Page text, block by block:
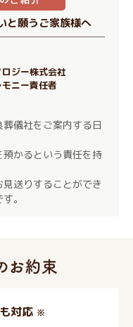
と願うご家族様へ
ジー株式会社
ニー責任者
儀社をご案内する日
かるという責任を持
送りすることができ
。
対応 ※